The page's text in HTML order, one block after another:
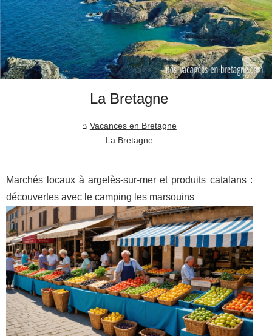
La Bretagne
Vacances en Bretagne
La Bretagne
Marchés locaux à argelès-sur-mer et produits catalans :
découvertes avec le camping les marsouins